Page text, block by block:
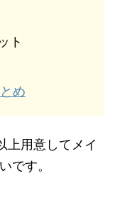
ト
め
上用意してメイ
です。